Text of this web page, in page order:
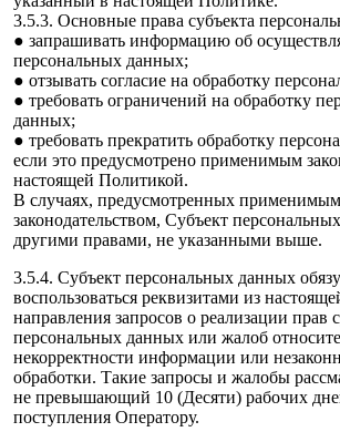
3.5.3. Основные права субъекта
● запрашивать информацию об
персональных данных;
● отзывать согласие на обработку
● требовать ограничений на обработку
данных;
● требовать прекратить обработку
если это предусмотрено применимым
настоящей Политикой.
В случаях, предусмотренных применимым
законодательством, Субъект
другими правами, не указанными выше.
3.5.4. Субъект персональных данных
воспользоваться реквизитами из
направления запросов о реализации прав
персональных данных или жалоб
некорректности информации или
обработки. Такие запросы и жалобы
не превышающий 10 (Десяти) рабочих
поступления Оператору.